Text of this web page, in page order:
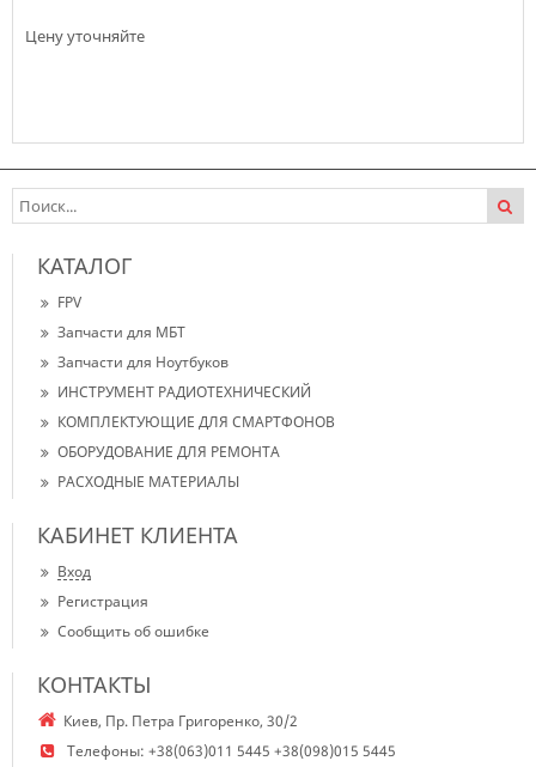
Цену уточняйте
КАТАЛОГ
FPV
Запчасти для МБТ
Запчасти для Ноутбуков
ИНСТРУМЕНТ РАДИОТЕХНИЧЕСКИЙ
КОМПЛЕКТУЮЩИЕ ДЛЯ СМАРТФОНОВ
ОБОРУДОВАНИЕ ДЛЯ РЕМОНТА
РАСХОДНЫЕ МАТЕРИАЛЫ
КАБИНЕТ КЛИЕНТА
Вход
Регистрация
Сообщить об ошибке
КОНТАКТЫ
Киев, Пр. Петра Григоренко, 30/2
Телефоны: +38(063)011 5445 +38(098)015 5445